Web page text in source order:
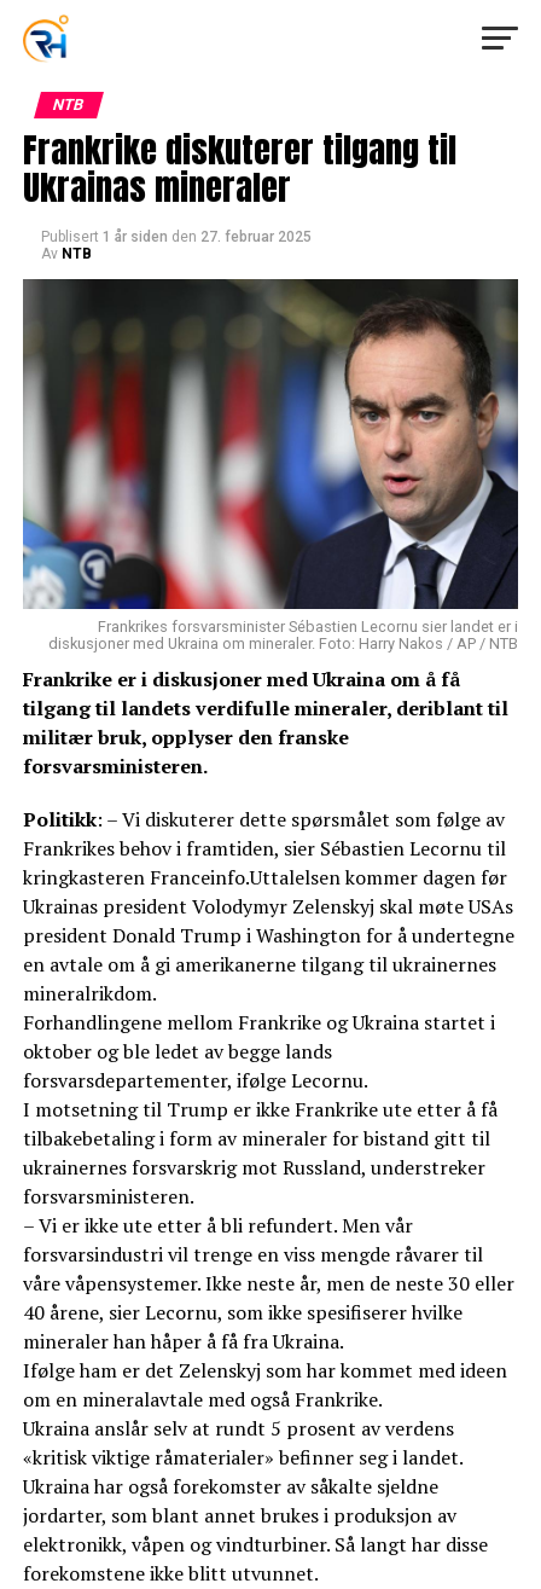
NTB
Frankrike diskuterer tilgang til
Ukrainas mineraler
Publisert 1 år siden den 27. februar 2025
Av NTB
Frankrikes forsvarsminister Sébastien Lecornu sier landet er i
diskusjoner med Ukraina om mineraler. Foto: Harry Nakos / AP / NTB
Frankrike er i diskusjoner med Ukraina om å få
tilgang til landets verdifulle mineraler, deriblant til
militær bruk, opplyser den franske
forsvarsministeren.
Politikk: – Vi diskuterer dette spørsmålet som følge av
Frankrikes behov i framtiden, sier Sébastien Lecornu til
kringkasteren Franceinfo.Uttalelsen kommer dagen før
Ukrainas president Volodymyr Zelenskyj skal møte USAs
president Donald Trump i Washington for å undertegne
en avtale om å gi amerikanerne tilgang til ukrainernes
mineralrikdom.
Forhandlingene mellom Frankrike og Ukraina startet i
oktober og ble ledet av begge lands
forsvarsdepartementer, ifølge Lecornu.
I motsetning til Trump er ikke Frankrike ute etter å få
tilbakebetaling i form av mineraler for bistand gitt til
ukrainernes forsvarskrig mot Russland, understreker
forsvarsministeren.
– Vi er ikke ute etter å bli refundert. Men vår
forsvarsindustri vil trenge en viss mengde råvarer til
våre våpensystemer. Ikke neste år, men de neste 30 eller
40 årene, sier Lecornu, som ikke spesifiserer hvilke
mineraler han håper å få fra Ukraina.
Ifølge ham er det Zelenskyj som har kommet med ideen
om en mineralavtale med også Frankrike.
Ukraina anslår selv at rundt 5 prosent av verdens
«kritisk viktige råmaterialer» befinner seg i landet.
Ukraina har også forekomster av såkalte sjeldne
jordarter, som blant annet brukes i produksjon av
elektronikk, våpen og vindturbiner. Så langt har disse
forekomstene ikke blitt utvunnet.